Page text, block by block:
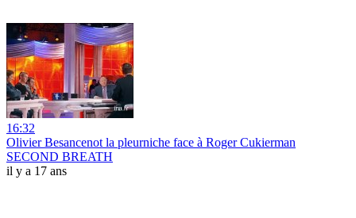
16:32
Olivier Besancenot la pleurniche face à Roger Cukierman
SECOND BREATH
il y a 17 ans